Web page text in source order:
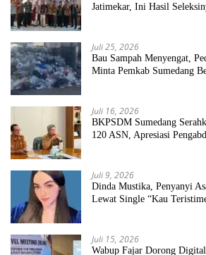
Jatimekar, Ini Hasil
Juli 25, 2026
Bau Sampah Menyengat,
Minta Pemkab Sumedang
Juli 16, 2026
BKPSDM Sumedang
120 ASN, Apresiasi
Juli 9, 2026
Dinda Mustika, Penyanyi
Lewat Single “Kau
Juli 15, 2026
Wabup Fajar Dorong